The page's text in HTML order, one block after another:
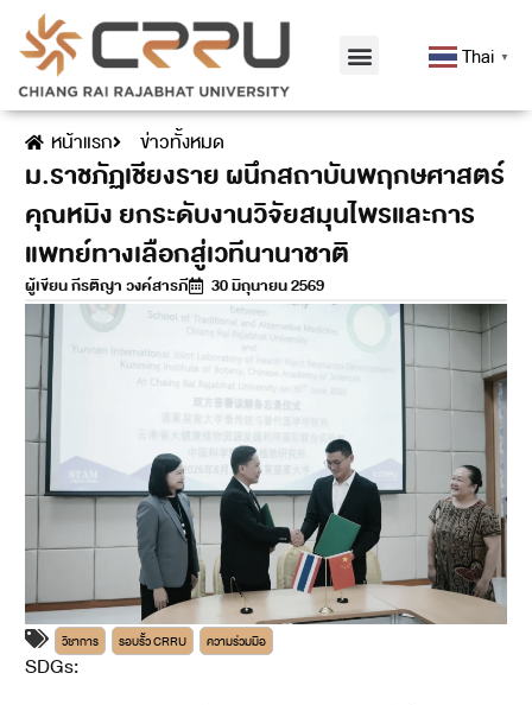
Thai ▼
หน้าแรก ข่าวทั้งหมด
ม.ราชภัฏเชียงราย ผนึกสถาบันพฤกษศาสตร์
คุณหมิง ยกระดับงานวิจัยสมุนไพรและการ
แพทย์ทางเลือกสู่เวทีนานาชาติ
ผู้เขียนกีรติญา วงค์สารภี 30 มิถุนายน 2569
วิชาการ รอบรั้ว CRRU ความร่วมมือ
SDGs: